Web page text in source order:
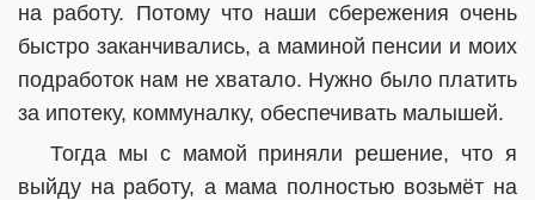
на работу. Потому что наши сбережения очень
быстро заканчивались, а маминой пенсии и моих
подработок нам не хватало. Нужно было платить
за ипотеку, коммуналку, обеспечивать малышей.
Тогда мы с мамой приняли решение, что я
выйду на работу, а мама полностью возьмёт на